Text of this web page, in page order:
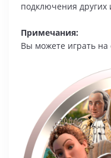
подключения других
Примечания:
Вы можете играть